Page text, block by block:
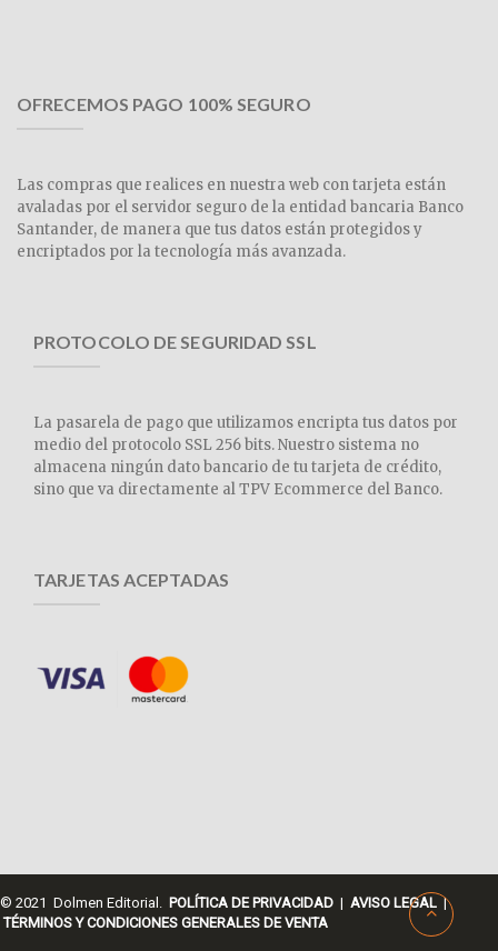
OFRECEMOS PAGO 100% SEGURO
Las compras que realices en nuestra web con tarjeta están
avaladas por el servidor seguro de la entidad bancaria Banco
Santander, de manera que tus datos están protegidos y
encriptados por la tecnología más avanzada.
PROTOCOLO DE SEGURIDAD SSL
La pasarela de pago que utilizamos encripta tus datos por
medio del protocolo SSL 256 bits. Nuestro sistema no
almacena ningún dato bancario de tu tarjeta de crédito,
sino que va directamente al TPV Ecommerce del Banco.
TARJETAS ACEPTADAS
© 2021 Dolmen Editorial. POLÍTICA DE PRIVACIDAD | AVISO LEGAL |
TÉRMINOS Y CONDICIONES GENERALES DE VENTA